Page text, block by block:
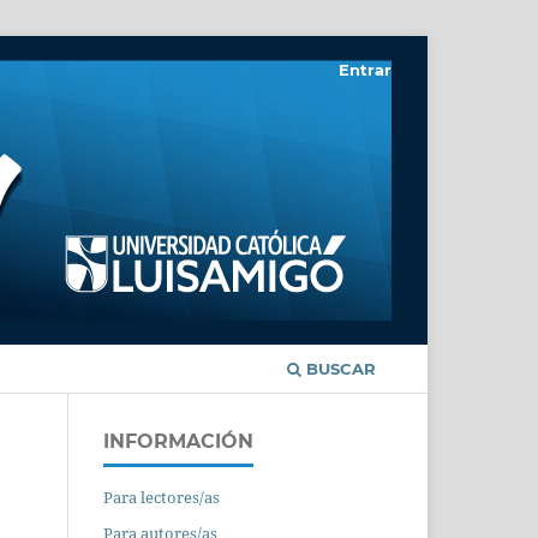
BUSCAR
Entrar
INFORMACIÓN
Para lectores/as
Para autores/as